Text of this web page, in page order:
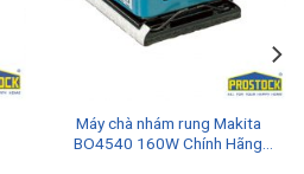
Máy chà nhám rung Makita
BO4540 160W Chính Hãng